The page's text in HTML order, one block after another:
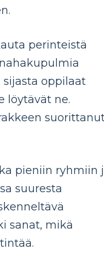
perinteistä
oppilaat
löytävät ne.
pieniin ryhmiin
suuresta
sanat, mikä